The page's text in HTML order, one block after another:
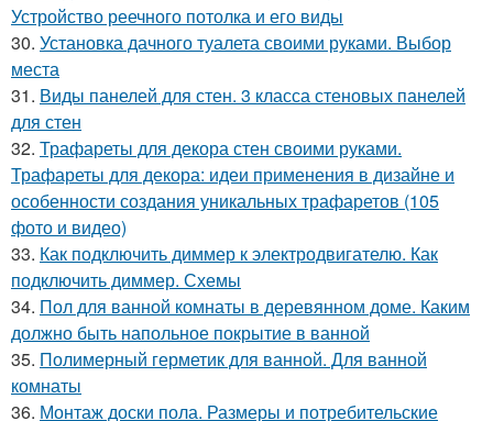
Устройство реечного потолка и его виды
30. Установка дачного туалета своими руками. Выбор
места
31. Виды панелей для стен. 3 класса стеновых панелей
для стен
32. Трафареты для декора стен своими руками.
Трафареты для декора: идеи применения в дизайне и
особенности создания уникальных трафаретов (105
фото и видео)
33. Как подключить диммер к электродвигателю. Как
подключить диммер. Схемы
34. Пол для ванной комнаты в деревянном доме. Каким
должно быть напольное покрытие в ванной
35. Полимерный герметик для ванной. Для ванной
комнаты
36. Монтаж доски пола. Размеры и потребительские